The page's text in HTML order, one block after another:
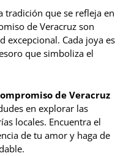
tradición que se refleja en
de Veracruz son
excepcional. Cada joya es
que simboliza el
de Veracruz
en explorar las
locales. Encuentra el
de tu amor y haga de